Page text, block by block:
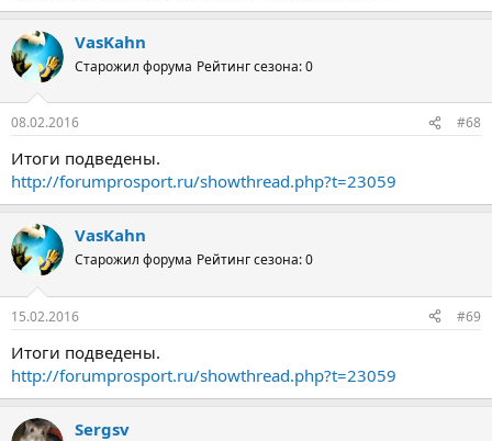
VasKahn
Старожил форума Рейтинг сезона: 0
08.02.2016 #68
Итоги подведены.
http://forumprosport.ru/showthread.php?t=23059
VasKahn
Старожил форума Рейтинг сезона: 0
15.02.2016 #69
Итоги подведены.
http://forumprosport.ru/showthread.php?t=23059
Sergsv